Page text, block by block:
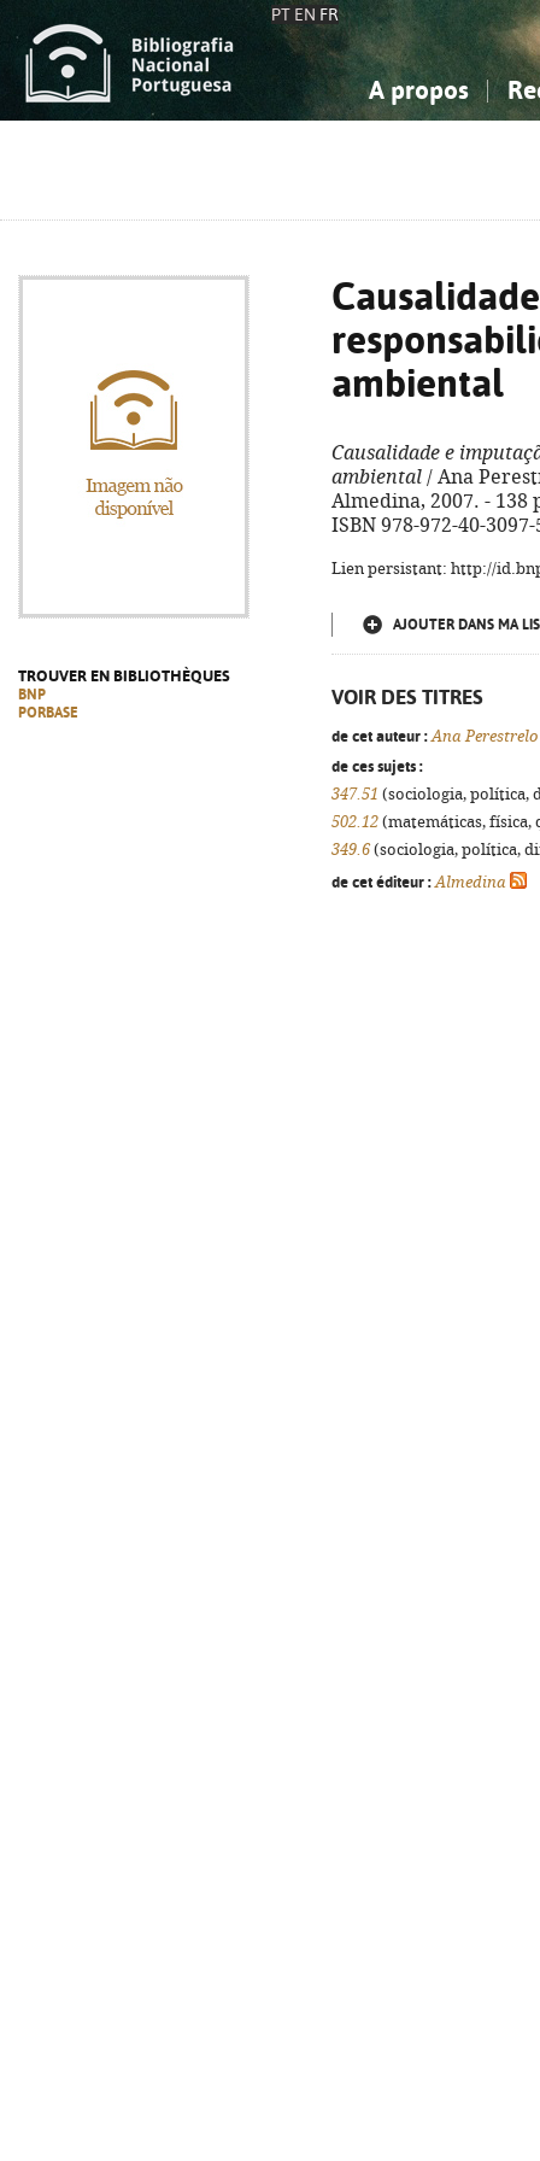
PT EN FR
A propos
TROUVER EN BIBLIOTHÈQUES
BNP
PORBASE
ambiental
Causalidade e
ambiental / Ana
Almedina, 2007. - 138
ISBN 978-972-40-3097-
Lien persistant: http://
AJOUTER DANS MA
VOIR DES TITRES
de cet auteur : Ana
de ces sujets :
347.51 (sociologia, política,
502.12 (matemáticas,
349.6(sociologia, política,
de cet éditeur : Almedina